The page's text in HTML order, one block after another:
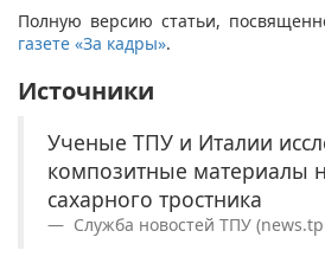
Полную версию статьи,
газете «За кадры».
Источники
Ученые ТПУ и Италии
композитные материалы
сахарного тростника
Служба новостей ТПУ